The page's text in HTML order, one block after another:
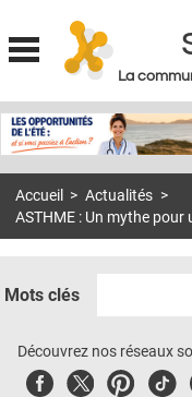
La
MON COMPTE
S'ABONNER À LA REVUE
DOSSIERS
E-REVUE SAD
Accueil > Actualités >
ASTHME : Un mythe
Mots clés
Découvrez nos réseaux
FacebookTwitterPinterest